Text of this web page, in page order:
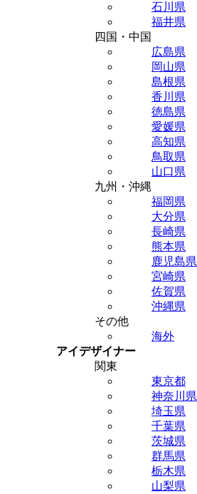
石川県
福井県
四国・中国
広島県
岡山県
島根県
香川県
徳島県
愛媛県
高知県
鳥取県
山口県
九州・沖縄
福岡県
大分県
長崎県
熊本県
鹿児島県
宮崎県
佐賀県
沖縄県
その他
海外
アイデザイナー
関東
東京都
神奈川県
埼玉県
千葉県
茨城県
群馬県
栃木県
山梨県